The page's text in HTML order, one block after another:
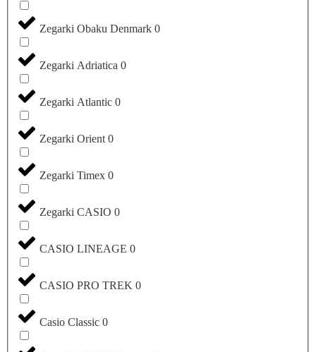
Zegarki Obaku Denmark 0
Zegarki Adriatica 0
Zegarki Atlantic 0
Zegarki Orient 0
Zegarki Timex 0
Zegarki CASIO 0
CASIO LINEAGE 0
CASIO PRO TREK 0
Casio Classic 0